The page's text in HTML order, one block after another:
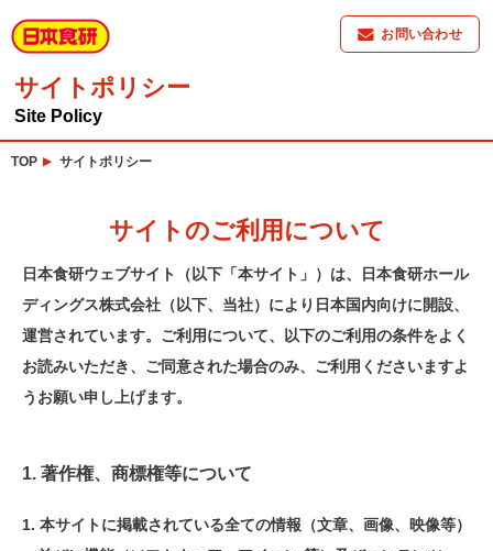
お問い合わせ
サイトポリシー
Site Policy
TOP サイトポリシー
サイトのご利用について
日本食研ウェブサイト（以下「本サイト」）は、日本食研ホール
ディングス株式会社（以下、当社）により日本国内向けに開設、
運営されています。ご利用について、以下のご利用の条件をよく
お読みいただき、ご同意された場合のみ、ご利用くださいますよ
うお願い申し上げます。
1. 著作権、商標権等について
本サイトに掲載されている全ての情報（文章、画像、映像等）